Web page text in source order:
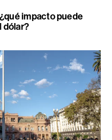
impacto puede
dólar?